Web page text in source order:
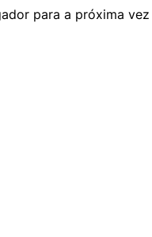
para a próxima